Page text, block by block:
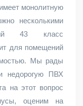
монолитную
несколькими
43 класс
для помещений
Мы рады
недорогую ПВХ
на этот вопрос
оценим на